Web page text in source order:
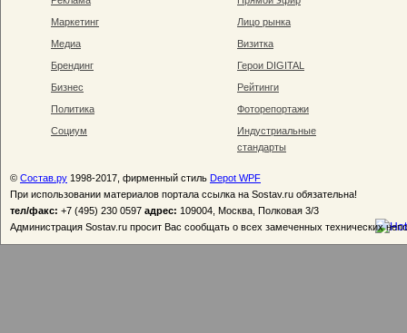
Маркетинг
Медиа
Брендинг
Бизнес
Политика
Социум
Лицо рынка
Визитка
Герои DIGITAL
Рейтинги
Фоторепортажи
Индустриальные
стандарты
© Состав.ру 1998-2017, фирменный стиль Depot WPF
При использовании материалов портала ссылка на Sostav.ru обязательна!
тел/факс: +7 (495) 230 0597 адрес: 109004, Москва, Полковая 3/3
Администрация Sostav.ru просит Вас сообщать о всех замеченных технических